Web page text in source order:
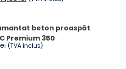
fost:
16,99 lei.
14,99 lei.
beton proaspăt
Premium 350
(TVA inclus)